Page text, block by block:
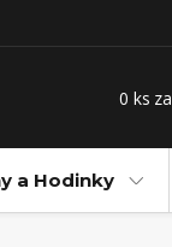
0 ks za
a Hodinky